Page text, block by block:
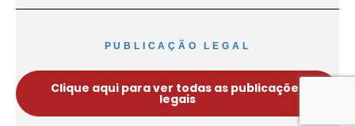
PUBLICAÇÃO LEGAL
Clique aqui para ver todas as publicações
legais